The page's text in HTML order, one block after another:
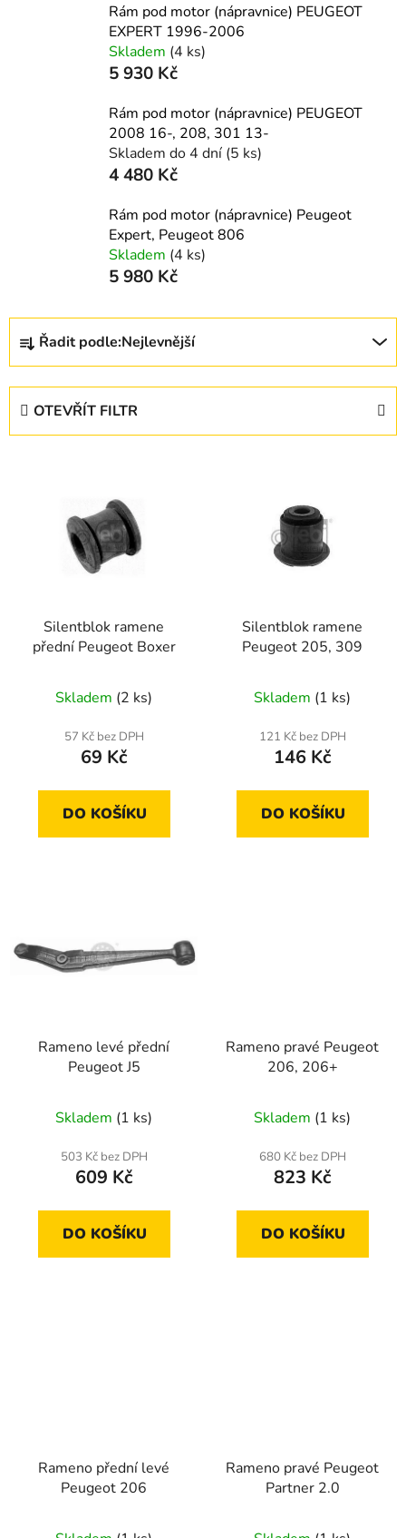
Rám pod motor (nápravnice) PEUGEOT
EXPERT 1996-2006
Skladem (4 ks)
5 930 Kč
Rám pod motor (nápravnice) PEUGEOT
2008 16-, 208, 301 13-
Skladem do 4 dní (5 ks)
4 480 Kč
Rám pod motor (nápravnice) Peugeot
Expert, Peugeot 806
Skladem (4 ks)
5 980 Kč
Ř
z
Řadit podle:Nejlevnější
OTEVŘÍT FILTR
Silentblok ramene
přední Peugeot Boxer
Skladem (2 ks)
57 Kč bez DPH
69 Kč
DO KOŠÍKU
Silentblok ramene
Peugeot 205, 309
Skladem (1 ks)
121 Kč bez DPH
146 Kč
DO KOŠÍKU
Rameno levé přední
Peugeot J5
Skladem (1 ks)
503 Kč bez DPH
609 Kč
DO KOŠÍKU
Rameno pravé Peugeot
206, 206+
Skladem (1 ks)
680 Kč bez DPH
823 Kč
DO KOŠÍKU
Rameno přední levé
Peugeot 206
Rameno pravé Peugeot
Partner 2.0